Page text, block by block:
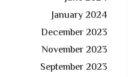
January 2024
December 2023
November 2023
September 2023